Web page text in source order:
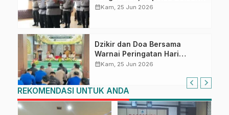
dan PJU Ikuti Upacara
calendar_monthKam, 25 Jun 2026
Dzikir dan Doa Bersama
Warnai Peringatan Hari
Bhayangkara ke-80 di Polda
calendar_monthKam, 25 Jun 2026
REKOMENDASI UNTUK ANDA